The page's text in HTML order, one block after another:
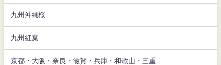
九州沖縄桜
九州紅葉
京都・大阪・奈良・滋賀・兵庫・和歌山・三重